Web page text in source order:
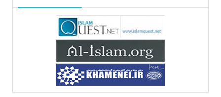
della figlia di un martire
https://www.youtube.com/watch?
v=-5nPSxbf9l0&t=103s
Sheykh Abbas Di Palma sui martiri Qassem
Soleimani e Abu Mahdi Al-Muhandis
https://youtu.be/Y6SIP2PIht4 Video del discorso tenuto
dallo Sheykh Abbas Di Palma in ...